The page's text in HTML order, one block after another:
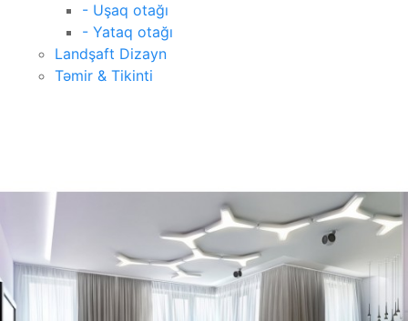
- Uşaq otağı
- Yataq otağı
Landşaft Dizayn
Təmir & Tikinti